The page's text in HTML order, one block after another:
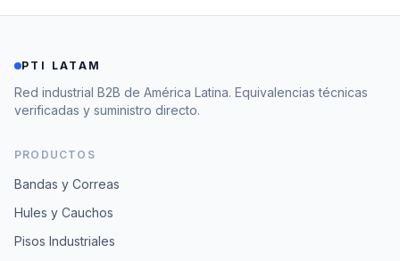
PTI LATAM
Red industrial B2B de América Latina. Equivalencias técnicas
verificadas y suministro directo.
PRODUCTOS
Bandas y Correas
Hules y Cauchos
Pisos Industriales